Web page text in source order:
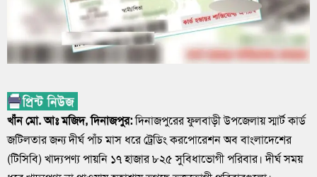
খাঁন মো. আঃ মজিদ, দিনাজপুর:দিনাজপুরের ফুলবাড়ী উপজেলায় স্মার্ট কার্ড
জটিলতার জন্য দীর্ঘ পাঁচ মাস ধরে ট্রেডিং করপোরেশন অব বাংলাদেশের
(টিসিবি) খাদ্যপণ্য পায়নি ১৭ হাজার ৮২৫ সুবিধাভোগী পরিবার। দীর্ঘ সময়